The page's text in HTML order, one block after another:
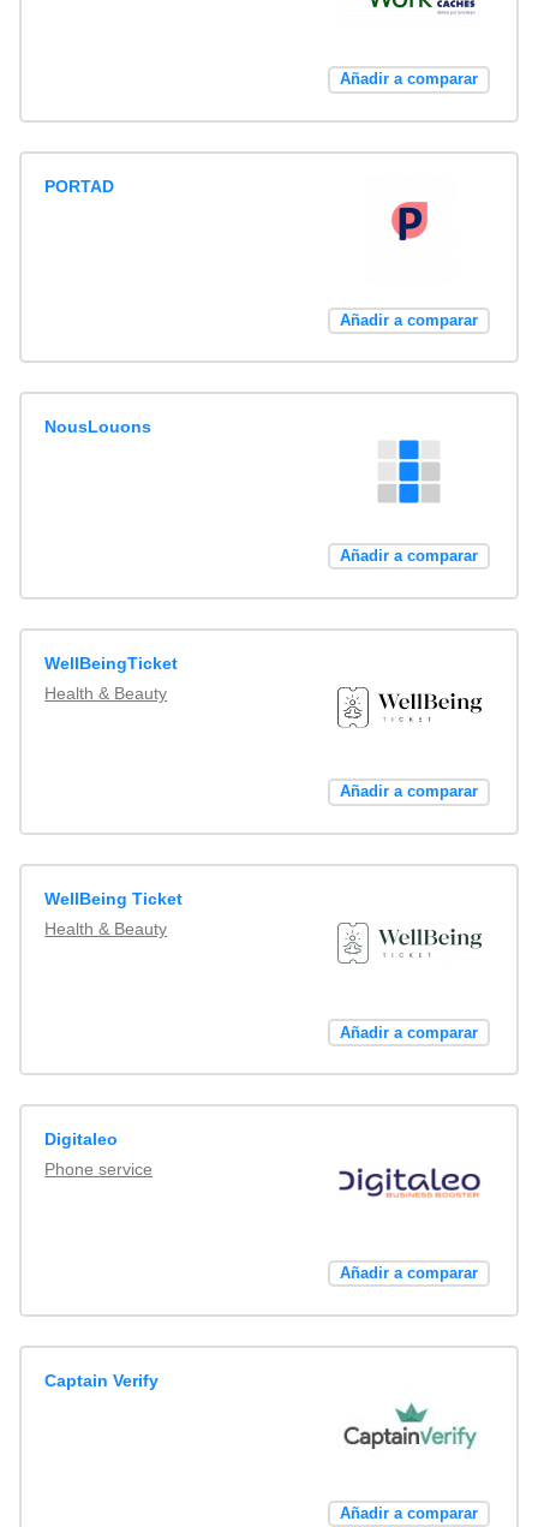
Añadir a comparar
PORTAD
Añadir a comparar
NousLouons
Añadir a comparar
WellBeingTicket
Health & Beauty
Añadir a comparar
WellBeing Ticket
Health & Beauty
Añadir a comparar
Digitaleo
Phone service
Añadir a comparar
Captain Verify
Añadir a comparar